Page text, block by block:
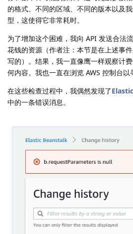
的格式、不同的区域、不同的版本以及
型，这使得它非常耗时。
为了增加这个困难，我向 API 发送合法
花钱的资源（作者注：本节是在上述事
写的）。结果，我一直像鹰一样观察计
何内容。我也一直在浏览 AWS 控制台以
在这些检查过程中，我偶然发现了
中的一条错误消息。